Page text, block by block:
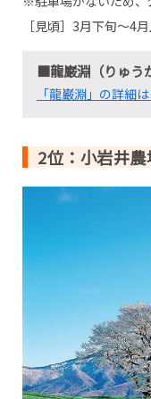
［見頃］3月下旬～4
■龍巌淵（りゅう
「龍巌淵」の詳細
2位：小岩井農